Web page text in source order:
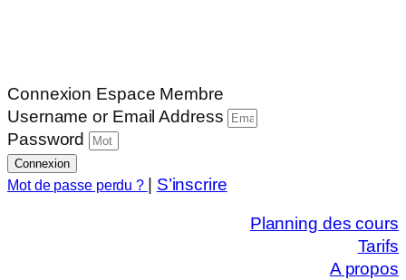
Connexion Espace Membre
Username or Email Address
Password
Connexion
Mot de passe perdu ? | S’inscrire
Planning des cours
Tarifs
A propos